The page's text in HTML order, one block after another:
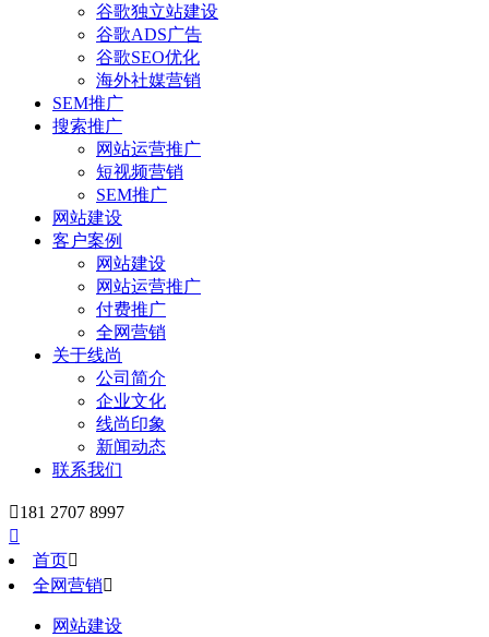
谷歌独立站建设
谷歌ADS广告
谷歌SEO优化
海外社媒营销
SEM推广
搜索推广
网站运营推广
短视频营销
SEM推广
网站建设
客户案例
网站建设
网站运营推广
付费推广
全网营销
关于线尚
公司简介
企业文化
线尚印象
新闻动态
联系我们
181 2707 8997

首页
全网营销
网站建设